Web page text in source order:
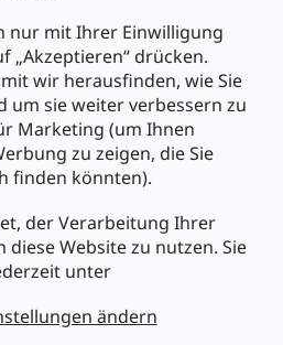
nur mit Ihrer Einwilligung
„Akzeptieren“ drücken.
wir herausfinden, wie Sie
um sie weiter verbessern zu
Marketing (um Ihnen
zu zeigen, die Sie
finden könnten).
der Verarbeitung Ihrer
Website zu nutzen. Sie
unter
ändern
wir werden Ihnen Informationen
E-Shop zusenden.